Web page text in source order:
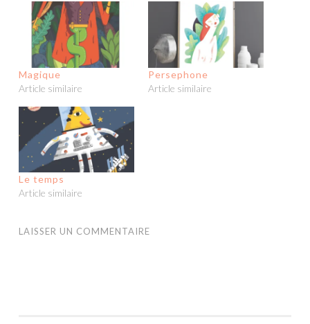
Magique
Article similaire
Persephone
Article similaire
Le temps
Article similaire
LAISSER UN COMMENTAIRE